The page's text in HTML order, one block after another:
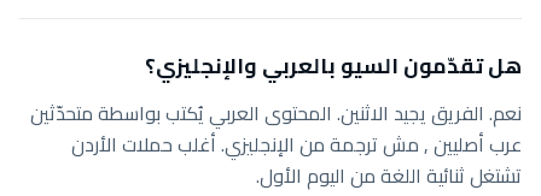
هل تقدّمون السيو بالعربي والإنجليزي؟
نعم. الفريق يجيد الاثنين. المحتوى العربي يُكتب بواسطة متحدّثين
عرب أصليين , مش ترجمة من الإنجليزي. أغلب حملات الأردن
تشتغل ثنائية اللغة من اليوم الأول.